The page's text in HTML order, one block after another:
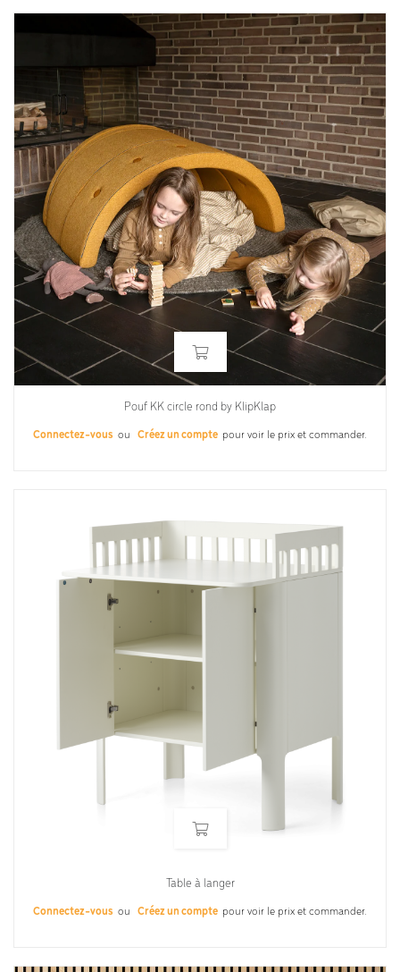
Pouf KK circle rond by KlipKlap
Connectez-vous ou Créez un compte pour voir le prix et commander.
Table à langer
Connectez-vous ou Créez un compte pour voir le prix et commander.